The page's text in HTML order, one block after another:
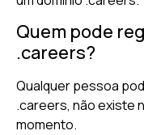
Quem pode
.careers?
Qualquer pessoa
.careers, não existe
momento.